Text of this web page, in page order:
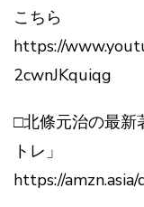
こちら
https://
2cwnJKquiqg
□北條元治の最新
トレ」
https://